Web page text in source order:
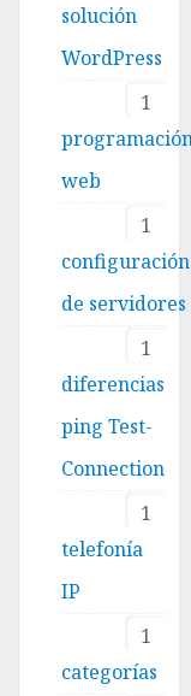
solución
WordPress
1
web
1
configuración
de servidores
1
diferencias
ping Test-
Connection
1
telefonía
IP
1
categorías